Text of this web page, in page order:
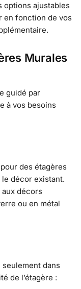
options ajustables
en fonction de vos
Murales
guidé par
à vos besoins
des étagères
décor existant.
décors
ou en métal
dans
de l’étagère :